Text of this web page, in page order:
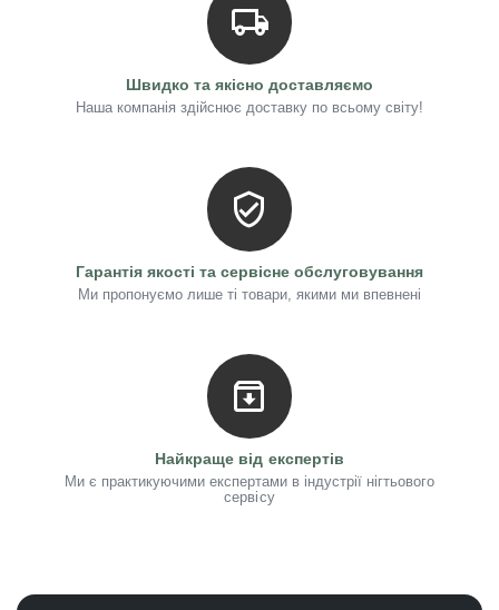
Швидко та якісно доставляємо
Наша компанія здійснює доставку по всьому світу!
Гарантія якості та сервісне обслуговування
Ми пропонуємо лише ті товари, якими ми впевнені
Найкраще від експертів
Ми є практикуючими експертами в індустрії нігтьового
сервісу